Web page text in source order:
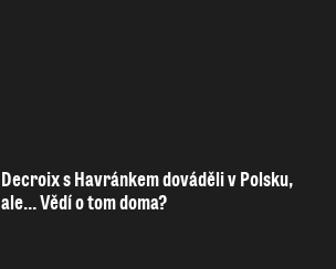
Decroix s Havránkem dováděli v Polsku,
ale… Vědí o tom doma?